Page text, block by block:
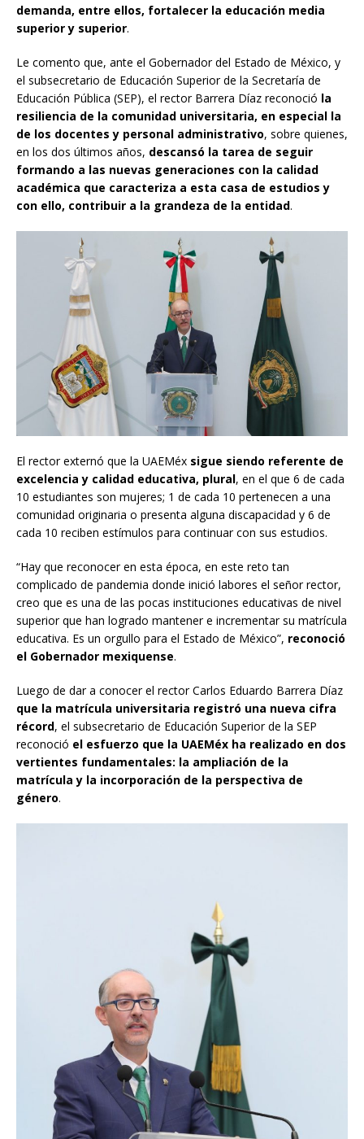
demanda, entre ellos, fortalecer la educación media
superior y superior.
Le comento que, ante el Gobernador del Estado de México, y
el subsecretario de Educación Superior de la Secretaría de
Educación Pública (SEP), el rector Barrera Díaz reconoció la
resiliencia de la comunidad universitaria, en especial la
de los docentes y personal administrativo, sobre quienes,
en los dos últimos años, descansó la tarea de seguir
formando a las nuevas generaciones con la calidad
académica que caracteriza a esta casa de estudios y
con ello, contribuir a la grandeza de la entidad.
El rector externó que la UAEMéx sigue siendo referente de
excelencia y calidad educativa, plural, en el que 6 de cada
10 estudiantes son mujeres; 1 de cada 10 pertenecen a una
comunidad originaria o presenta alguna discapacidad y 6 de
cada 10 reciben estímulos para continuar con sus estudios.
“Hay que reconocer en esta época, en este reto tan
complicado de pandemia donde inició labores el señor rector,
creo que es una de las pocas instituciones educativas de nivel
superior que han logrado mantener e incrementar su matrícula
educativa. Es un orgullo para el Estado de México”, reconoció
el Gobernador mexiquense.
Luego de dar a conocer el rector Carlos Eduardo Barrera Díaz
que la matrícula universitaria registró una nueva cifra
récord, el subsecretario de Educación Superior de la SEP
reconoció el esfuerzo que la UAEMéx ha realizado en dos
vertientes fundamentales: la ampliación de la
matrícula y la incorporación de la perspectiva de
género.